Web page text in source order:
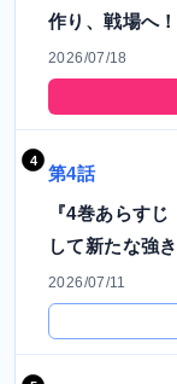
作り、戦場へ
2026/07/18
第4話
『4巻あらす
して新たな強
2026/07/11